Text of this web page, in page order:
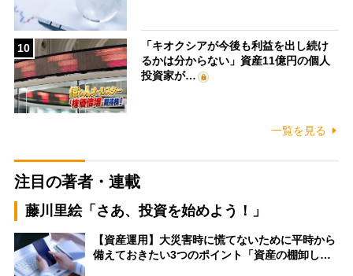
10
「キオクシアが今後も利益を出し続け
るかは分からない」資産11億円の個人
投資家が…
一覧を見る
注目の著者・連載
藤川里絵「さあ、投資を始めよう！」
【資産運用】大災害時に慌てないために平時から
備えておきたい3つのポイント「資産の棚卸し…